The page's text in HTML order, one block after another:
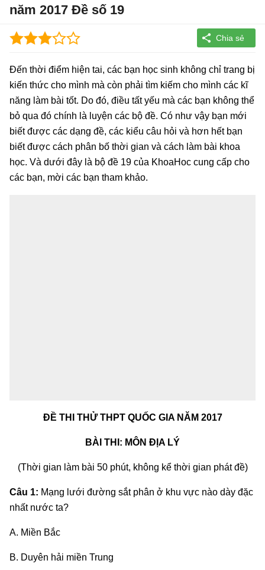
năm 2017 Đề số 19
Đến thời điểm hiện tai, các bạn học sinh không chỉ trang bị
kiến thức cho mình mà còn phải tìm kiếm cho mình các kĩ
năng làm bài tốt. Do đó, điều tất yếu mà các bạn không thể
bỏ qua đó chính là luyện các bộ đề. Có như vậy bạn mới
biết được các dạng đề, các kiểu câu hỏi và hơn hết bạn
biết được cách phân bố thời gian và cách làm bài khoa
học. Và dưới đây là bộ đề 19 của KhoaHoc cung cấp cho
các bạn, mời các bạn tham khảo.
ĐỀ THI THỬ THPT QUỐC GIA NĂM 2017
BÀI THI: MÔN ĐỊA LÝ
(Thời gian làm bài 50 phút, không kể thời gian phát đề)
Câu 1: Mạng lưới đường sắt phân ở khu vực nào dày đặc
nhất nước ta?
A. Miền Bắc
B. Duyên hải miền Trung